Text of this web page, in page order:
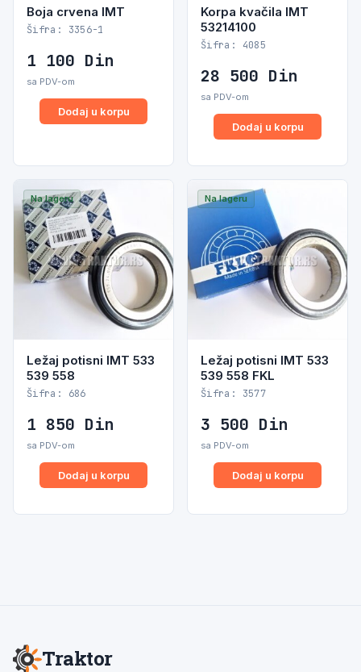
Boja crvena IMT
Šifra: 3356-1
1 100 Din
sa PDV-om
Dodaj u korpu
Korpa kvačila IMT
53214100
Šifra: 4085
28 500 Din
sa PDV-om
Dodaj u korpu
Na lageru
Ležaj potisni IMT 533
539 558
Šifra: 686
1 850 Din
sa PDV-om
Dodaj u korpu
Na lageru
Ležaj potisni IMT 533
539 558 FKL
Šifra: 3577
3 500 Din
sa PDV-om
Dodaj u korpu
Traktor